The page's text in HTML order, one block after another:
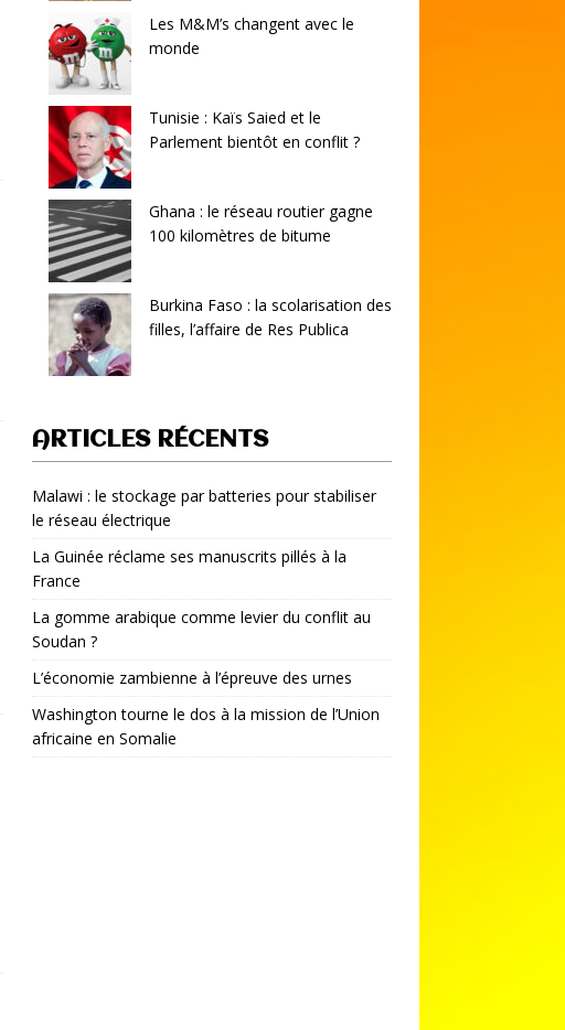
Les M&M’s changent avec le
monde
Tunisie : Kaïs Saied et le
Parlement bientôt en conflit ?
Ghana : le réseau routier gagne
100 kilomètres de bitume
Burkina Faso : la scolarisation des
filles, l’affaire de Res Publica
ARTICLES RÉCENTS
Malawi : le stockage par batteries pour stabiliser
le réseau électrique
La Guinée réclame ses manuscrits pillés à la
France
La gomme arabique comme levier du conflit au
Soudan ?
L’économie zambienne à l’épreuve des urnes
Washington tourne le dos à la mission de l’Union
africaine en Somalie